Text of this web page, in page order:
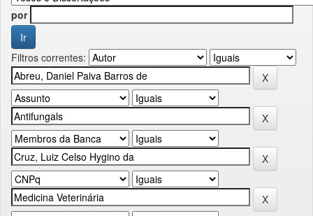
por
Filtros correntes: